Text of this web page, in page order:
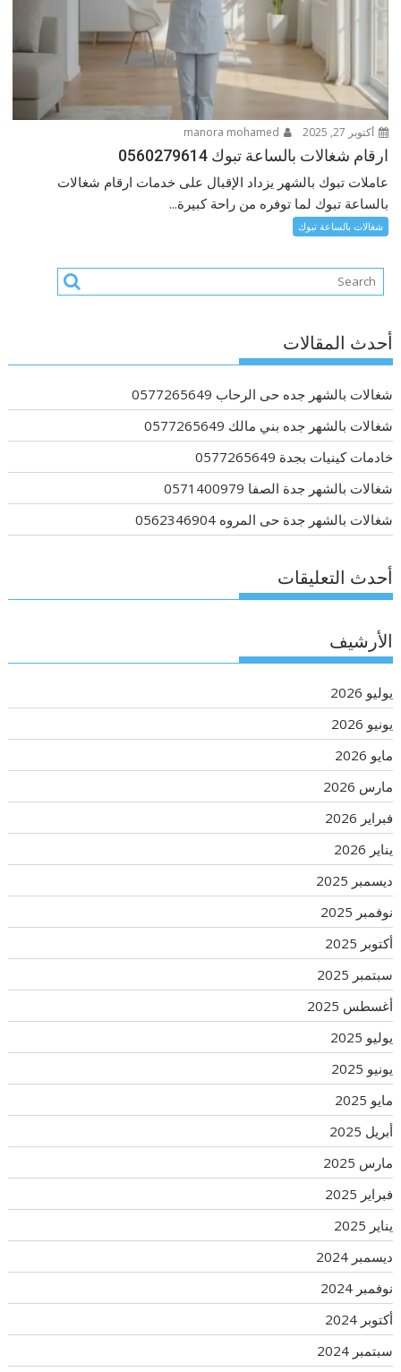
أكتوبر 27, 2025
ارقام شغالات بالساعة تبوك 0560279614
عاملات تبوك بالشهر يزداد الإقبال على خدمات ارقام شغالات
بالساعة تبوك لما توفره من راحة كبيرة...
شغالات بالساعة تبوك
أحدث المقالات
شغالات بالشهر جده حى الرحاب 0577265649
شغالات بالشهر جده بني مالك 0577265649
خادمات كينيات بجدة 0577265649
شغالات بالشهر جدة الصفا 0571400979
شغالات بالشهر جدة حى المروه 0562346904
أحدث التعليقات
الأرشيف
يوليو 2026
يونيو 2026
مايو 2026
مارس 2026
فبراير 2026
يناير 2026
ديسمبر 2025
نوفمبر 2025
أكتوبر 2025
سبتمبر 2025
أغسطس 2025
يوليو 2025
يونيو 2025
مايو 2025
أبريل 2025
مارس 2025
فبراير 2025
يناير 2025
ديسمبر 2024
نوفمبر 2024
أكتوبر 2024
سبتمبر 2024